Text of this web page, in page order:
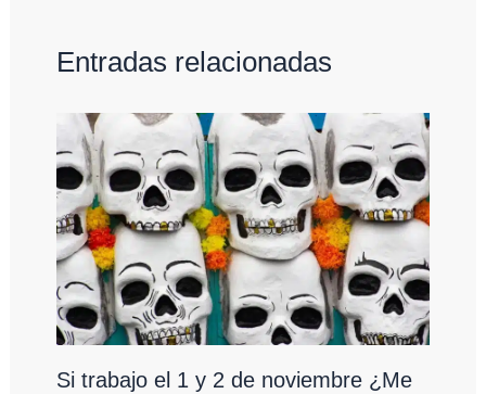
Entradas relacionadas
Si trabajo el 1 y 2 de noviembre ¿Me